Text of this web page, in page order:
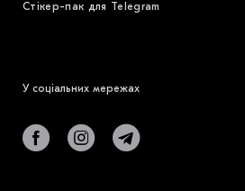
Стікер-пак для Telegram
У соціальних мережах